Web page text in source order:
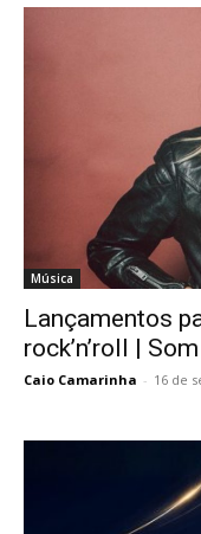
Música
Lançamentos
rock’n’roll |
Caio Camarinha - 16 de